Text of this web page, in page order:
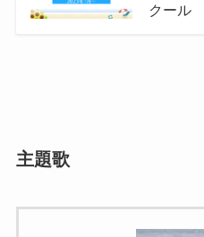
クール
主題歌